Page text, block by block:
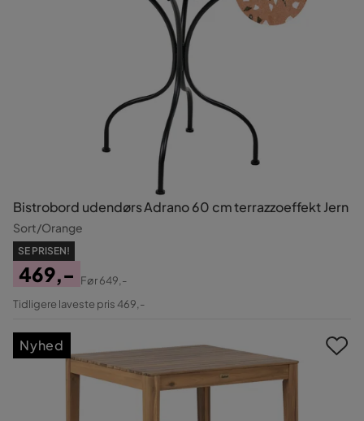
Bistrobord udendørs Adrano 60 cm terrazzoeffekt Jern
Sort/Orange
SE PRISEN!
Pris
469,-
Original
Før649,-
Tidligere laveste pris 469,-
Nyhed